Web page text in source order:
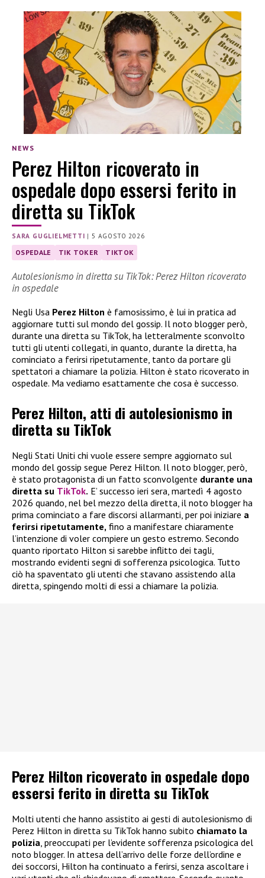
NEWS
Perez Hilton ricoverato in
ospedale dopo essersi ferito in
diretta su TikTok
SARA GUGLIELMETTI |5 AGOSTO 2026
OSPEDALE TIK TOKER TIKTOK
Autolesionismo in diretta su TikTok: Perez Hilton ricoverato
in ospedale
Negli Usa Perez Hilton è famosissimo, è lui in pratica ad
aggiornare tutti sul mondo del gossip. Il noto blogger però,
durante una diretta su TikTok, ha letteralmente sconvolto
tutti gli utenti collegati, in quanto, durante la diretta, ha
cominciato a ferirsi ripetutamente, tanto da portare gli
spettatori a chiamare la polizia. Hilton è stato ricoverato in
ospedale. Ma vediamo esattamente che cosa è successo.
Perez Hilton, atti di autolesionismo in
diretta su TikTok
Negli Stati Uniti chi vuole essere sempre aggiornato sul
mondo del gossip segue Perez Hilton. Il noto blogger, però,
è stato protagonista di un fatto sconvolgente durante una
diretta su TikTok. E’ successo ieri sera, martedì 4 agosto
2026 quando, nel bel mezzo della diretta, il noto blogger ha
prima cominciato a fare discorsi allarmanti, per poi iniziare a
ferirsi ripetutamente, fino a manifestare chiaramente
l’intenzione di voler compiere un gesto estremo. Secondo
quanto riportato Hilton si sarebbe inflitto dei tagli,
mostrando evidenti segni di sofferenza psicologica. Tutto
ciò ha spaventato gli utenti che stavano assistendo alla
diretta, spingendo molti di essi a chiamare la polizia.
Perez Hilton ricoverato in ospedale dopo
essersi ferito in diretta su TikTok
Molti utenti che hanno assistito ai gesti di autolesionismo di
Perez Hilton in diretta su TikTok hanno subito chiamato la
polizia , preoccupati per l’evidente sofferenza psicologica del
noto blogger. In attesa dell’arrivo delle forze dell’ordine e
dei soccorsi, Hilton ha continuato a ferirsi, senza ascoltare i